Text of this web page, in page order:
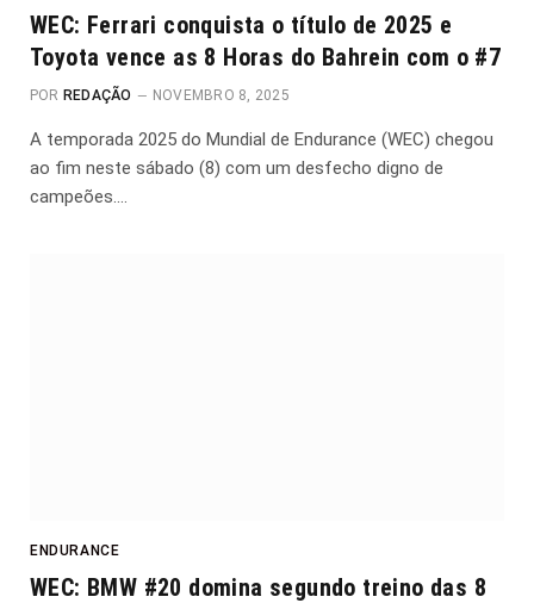
WEC: Ferrari conquista o título de 2025 e
Toyota vence as 8 Horas do Bahrein com o #7
POR REDAÇÃO NOVEMBRO 8, 2025
A temporada 2025 do Mundial de Endurance (WEC) chegou
ao fim neste sábado (8) com um desfecho digno de
campeões.…
ENDURANCE
WEC: BMW #20 domina segundo treino das 8